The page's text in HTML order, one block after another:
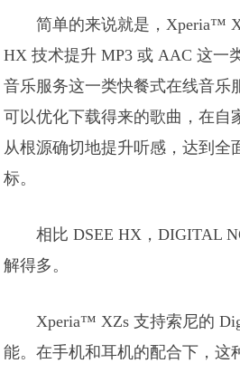
简单的来说就是，Xperia™
HX 技术提升 MP3 或 AAC 这一
音乐服务这一类快餐式在线音乐
可以优化下载得来的歌曲，在自
从根源确切地提升听感，达到全
标。
相比 DSEE HX，DIGITAL
解得多。
Xperia™ XZs 支持索尼的
能。在手机和耳机的配合下，这